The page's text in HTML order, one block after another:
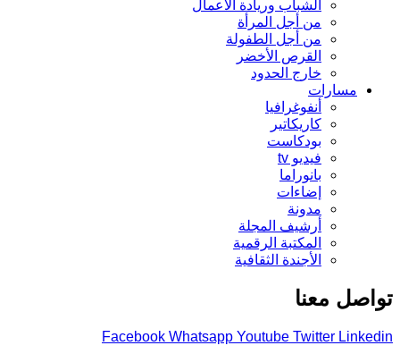
الشباب وريادة الأعمال
من أجل المرأة
من أجل الطفولة
القرص الأخضر
خارج الحدود
مسارات
أنفوغرافيا
كاريكاتير
بودكاست
فيديو tv
بانوراما
إضاءات
مدونة
أرشيف المجلة
المكتبة الرقمية
الأجندة الثقافية
تواصل معنا
Facebook Whatsapp Youtube Twitter Linkedin